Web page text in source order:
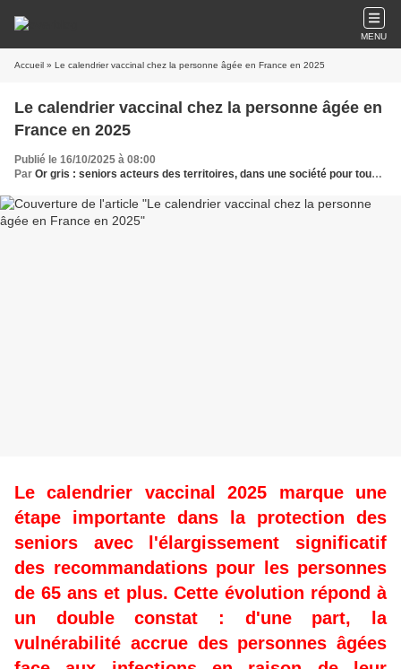
MENU
Accueil » Le calendrier vaccinal chez la personne âgée en France en 2025
Le calendrier vaccinal chez la personne âgée en
France en 2025
Publié le 16/10/2025 à 08:00
Par Or gris : seniors acteurs des territoires, dans une société pour tous les âges
Le calendrier vaccinal 2025 marque une
étape importante dans la protection des
seniors avec l'élargissement significatif
des recommandations pour les personnes
de 65 ans et plus. Cette évolution répond à
un double constat : d'une part, la
vulnérabilité accrue des personnes âgées